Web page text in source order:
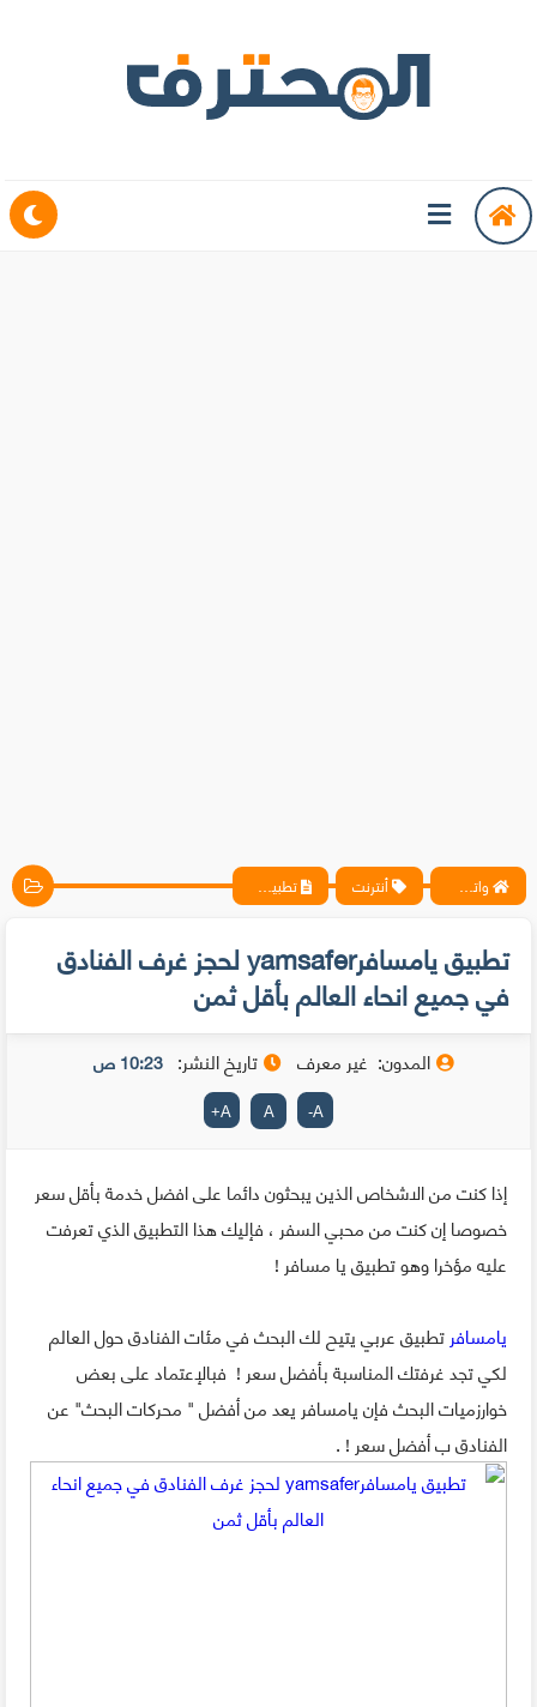
واتس آب ، فيسبوك ، أنترنت ، شروحات تقنية حصرية - المحترف أنترنت تطبيق يامسافرyamsafer لحجز غرف الفنادق في جميع انحاء العالم بأقل ثمن
تطبيق يامسافرyamsafer لحجز غرف الفنادق
في جميع انحاء العالم بأقل ثمن
المدون: غير معرف تاريخ النشر: 10:23 ص
A
-
A
A
+
إذا كنت من الاشخاص الذين يبحثون دائما على افضل خدمة بأقل سعر
خصوصا إن كنت من محبي السفر ، فإليك هذا التطبيق الذي تعرفت
عليه مؤخرا وهو تطبيق يا مسافر !
يامسافرتطبيق عربي يتيح لك البحث في مئات الفنادق حول العالم
لكي تجد غرفتك المناسبة بأفضل سعر ! فبالإعتماد على بعض
خوارزميات البحث فإن يامسافر يعد من أفضل " محركات البحث" عن
الفنادق ب أفضل سعر ! .